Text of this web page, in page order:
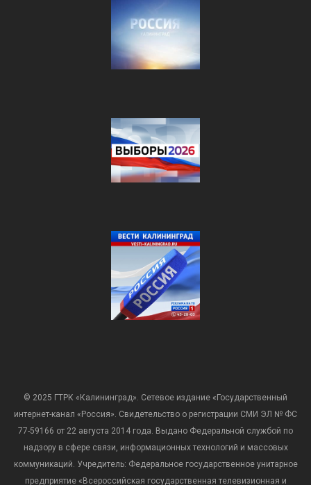
© 2025 ГТРК «Калининград». Сетевое издание «Государственный
интернет-канал «Россия». Свидетельство о регистрации СМИ ЭЛ № ФС
77-59166 от 22 августа 2014 года. Выдано Федеральной службой по
надзору в сфере связи, информационных технологий и массовых
коммуникаций. Учредитель: Федеральное государственное унитарное
предприятие «Всероссийская государственная телевизионная и